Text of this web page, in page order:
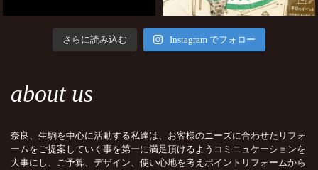
さらに読み込む Instagram でフォロー
about us
奈良、生駒を中心に活動する私達は、お客様のニーズに合わせたリフォ
ームをご提案していく事を第一に満足頂けるようコミニュケーションを
大事にし、ご予算、デザイン、使い心地を考えポイントリフォームから